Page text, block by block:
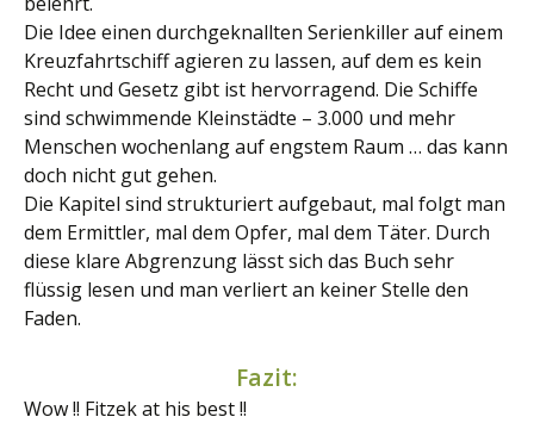
Die Idee einen durchgeknallten Serienkiller auf einem
Kreuzfahrtschiff agieren zu lassen, auf dem es kein
Recht und Gesetz gibt ist hervorragend. Die Schiffe
sind schwimmende Kleinstädte – 3.000 und mehr
Menschen wochenlang auf engstem Raum … das kann
doch nicht gut gehen.
Die Kapitel sind strukturiert aufgebaut, mal folgt man
dem Ermittler, mal dem Opfer, mal dem Täter. Durch
diese klare Abgrenzung lässt sich das Buch sehr
flüssig lesen und man verliert an keiner Stelle den
Faden.
Fazit:
Wow !! Fitzek at his best !!